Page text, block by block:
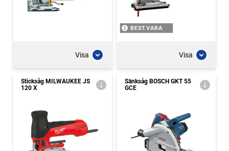
Visa
BEST.VARA
Visa
Sticksåg MILWAUKEE JS
120 X
Sänksåg BOSCH GKT 55
GCE